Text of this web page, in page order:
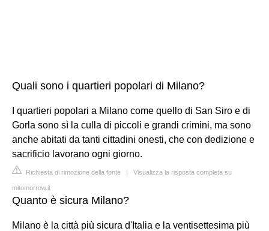
Quali sono i quartieri popolari di Milano?
I quartieri popolari a Milano come quello di San Siro e di
Gorla sono sì la culla di piccoli e grandi crimini, ma sono
anche abitati da tanti cittadini onesti, che con dedizione e
sacrificio lavorano ogni giorno.
Richiesta di rimozione della fonte | Visualizza la risposta completa su
mitomorrow.it
Quanto è sicura Milano?
Milano è la città più sicura d'Italia e la ventisettesima più